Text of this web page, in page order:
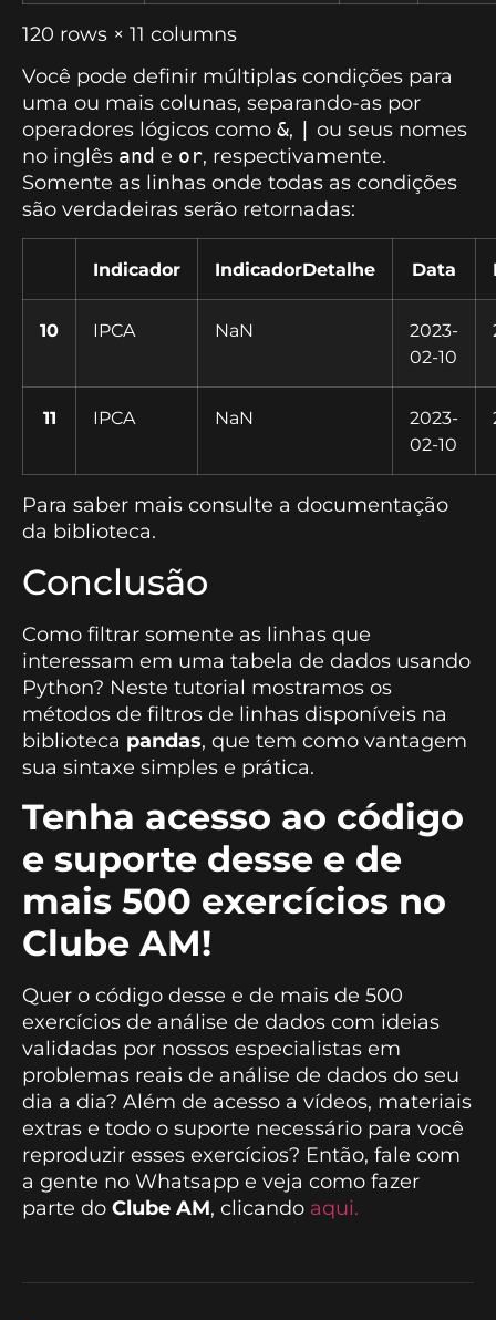
120 rows × 11 columns
Você pode definir múltiplas condições para
uma ou mais colunas, separando-as por
operadores lógicos como &,
ou seus nomes
no inglês and e or, respectivamente.
Somente as linhas onde todas as condições
são verdadeiras serão retornadas:
Indicador IndicadorDetalhe Data
10 IPCA NaN
2023-
02-10
11 IPCA NaN
2023-
02-10
Para saber mais consulte a documentação
da biblioteca.
Conclusão
Como filtrar somente as linhas que
interessam em uma tabela de dados usando
Python? Neste tutorial mostramos os
métodos de filtros de linhas disponíveis na
biblioteca pandas, que tem como vantagem
sua sintaxe simples e prática.
Tenha acesso ao código
e suporte desse e de
mais 500 exercícios no
Clube AM!
Quer o código desse e de mais de 500
exercícios de análise de dados com ideias
validadas por nossos especialistas em
problemas reais de análise de dados do seu
dia a dia? Além de acesso a vídeos, materiais
extras e todo o suporte necessário para você
reproduzir esses exercícios? Então, fale com
a gente no Whatsapp e veja como fazer
parte do Clube AM, clicando aqui.